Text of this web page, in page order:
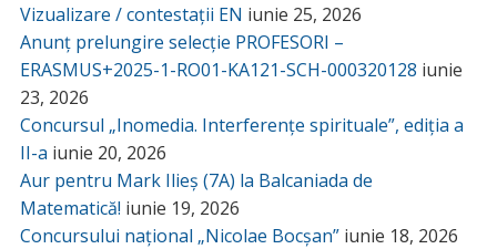
Vizualizare / contestații EN iunie 25, 2026
Anunț prelungire selecție PROFESORI –
ERASMUS+2025-1-RO01-KA121-SCH-000320128 iunie
23, 2026
Concursul „Inomedia. Interferențe spirituale”, ediția a
II-a iunie 20, 2026
Aur pentru Mark Ilieș (7A) la Balcaniada de
Matematică! iunie 19, 2026
Concursului național „Nicolae Bocșan” iunie 18, 2026